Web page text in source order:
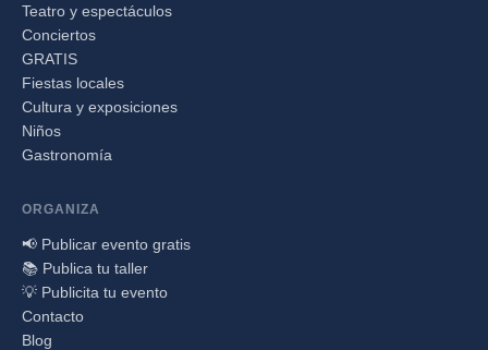
Teatro y espectáculos
Conciertos
GRATIS
Fiestas locales
Cultura y exposiciones
Niños
Gastronomía
ORGANIZA
📢 Publicar evento gratis
📚 Publica tu taller
💡 Publicita tu evento
Contacto
Blog